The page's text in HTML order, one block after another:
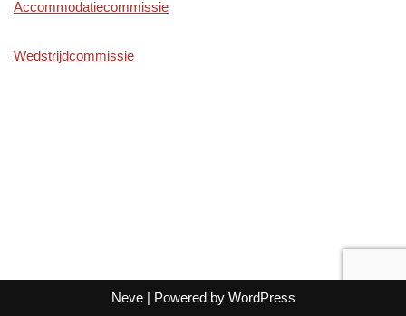
Accommodatiecommissie
Wedstrijdcommissie
Neve| Powered by WordPress